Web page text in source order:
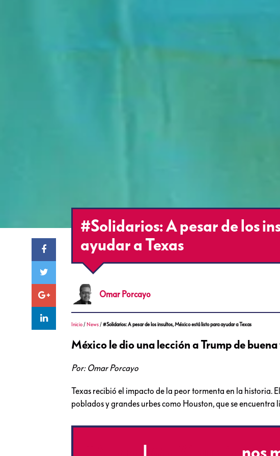
#Solidarios: A pesar de los
ayudar a Texas
Omar Porcayo
Inicio / News /#Solidarios: A pesar de los insultos, México está listo para ayudar a Texas
México le dio una lección a Trump de
Por: Omar Porcayo
Texas recibió el impacto de la peor tormenta en la historia.
poblados y grandes urbes como Houston, que se